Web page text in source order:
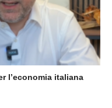
l’economia italiana